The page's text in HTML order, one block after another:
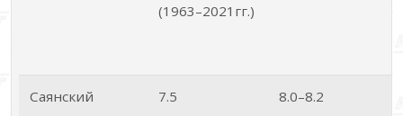
(1963–2021гг.)
Саянский 7.5 8.0–8.2